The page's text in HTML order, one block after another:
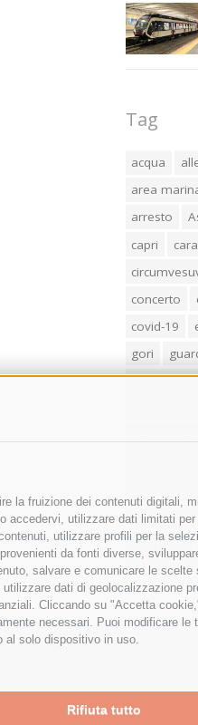
fruizione dei contenuti digitali,
utilizzare dati limitati
utilizzare profili per la
da fonti diverse,
salvare e comunicare le
dati di geolocalizzazione
Cliccando su "Accetta
necessari. Puoi modificare
al solo dispositivo in uso.
Rifiuta tutto
Tag
acqua
area
arresto
capri
concerto
covid-19
gori
lorenzo
sindaco
temporali
villa